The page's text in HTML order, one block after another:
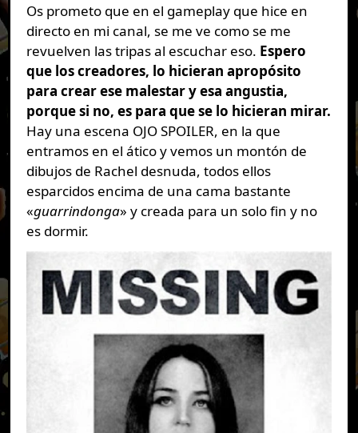
Os prometo que en el gameplay que hice en
directo en mi canal, se me ve como se me
revuelven las tripas al escuchar eso. Espero
que los creadores, lo hicieran apropósito
para crear ese malestar y esa angustia,
porque si no, es para que se lo hicieran mirar.
Hay una escena OJO SPOILER, en la que
entramos en el ático y vemos un montón de
dibujos de Rachel desnuda, todos ellos
esparcidos encima de una cama bastante
«guarrindonga» y creada para un solo fin y no
es dormir.